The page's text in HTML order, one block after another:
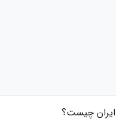
ایران چیست؟